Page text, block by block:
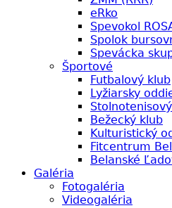
eRko
Spevokol
Spolok
Spevácka
Športové
Futbalový klub
Lyžiarsky
Bežecký klub
Kulturistický
Fitcentrum
Belanské
Galéria
Fotogaléria
Videogaléria